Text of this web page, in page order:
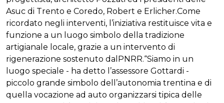
Asuc di Trento e Coredo, Robert e Erlicher.Come
ricordato negli interventi, l’iniziativa restituisce vita e
funzione a un luogo simbolo della tradizione
artigianale locale, grazie a un intervento di
rigenerazione sostenuto dalPNRR.“Siamo in un
luogo speciale - ha detto l’assessore Gottardi -
piccolo grande simbolo dell’autonomia trentina e di
quella vocazione ad auto organizzarsi tipica delle